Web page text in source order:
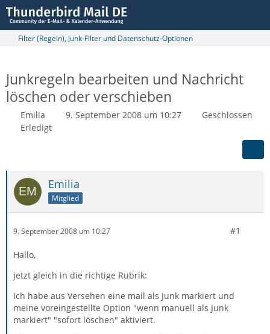
Filter (Regeln), Junk-Filter und Datenschutz-Optionen
Junkregeln bearbeiten und Nachricht
löschen oder verschieben
Emilia 9. September 2008 um 10:27
Geschlossen
Erledigt
Emilia
Mitglied
9. September 2008 um 10:27 #1
Hallo,
jetzt gleich in die richtige Rubrik:
Ich habe aus Versehen eine mail als Junk markiert und
meine voreingestellte Option "wenn manuell als Junk
markiert" "sofort löschen" aktiviert.